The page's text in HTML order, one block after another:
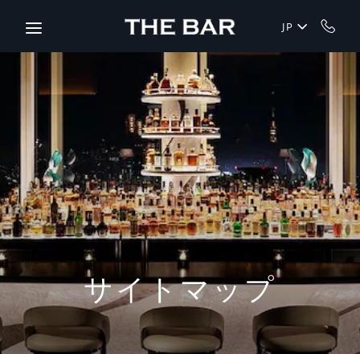
Skip to main content
JP
サイトマップ